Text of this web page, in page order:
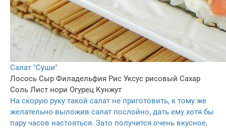
Салат "Суши"
Лосось Сыр Филадельфия Рис Уксус рисовый Сахар
Соль Лист нори Огурец Кунжут
На скорую руку такой салат не приготовить, к тому же
желательно выложив салат послойно, дать ему хотя бы
пару часов настояться. Зато получится очень вкусное,